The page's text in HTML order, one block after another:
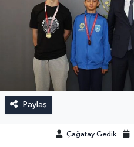
Paylaş
Çağatay Gedik